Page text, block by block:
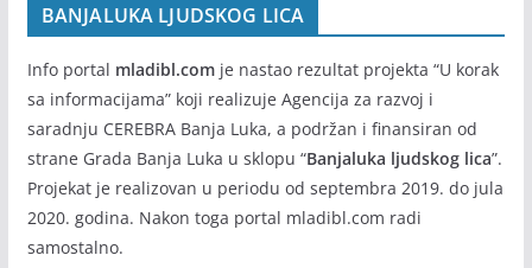
BANJALUKA LJUDSKOG LICA
Info portal mladibl.comje nastao rezultat projekta “U korak
sa informacijama” koji realizuje Agencija za razvoj i
saradnju CEREBRA Banja Luka, a podržan i finansiran od
strane Grada Banja Luka u sklopu “Banjaluka ljudskog lica”.
Projekat je realizovan u periodu od septembra 2019. do jula
2020. godina. Nakon toga portal mladibl.com radi
samostalno.